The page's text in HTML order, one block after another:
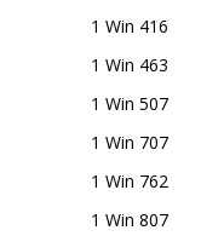
1 Win 416
1 Win 463
1 Win 507
1 Win 707
1 Win 762
1 Win 807